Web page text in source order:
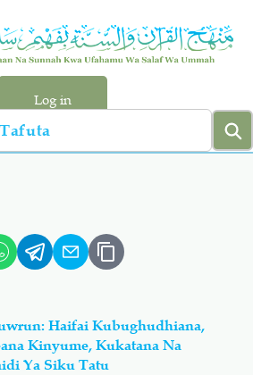
Log in
Hadiyth
Manhaj
Haifai Kubughudhiana,
Kinyume, Kukatana Na
Ya Siku Tatu